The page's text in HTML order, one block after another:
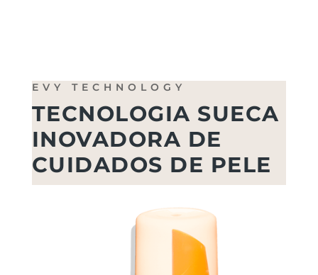
EVY TECHNOLOGY
TECNOLOGIA SUECA
INOVADORA DE
CUIDADOS DE PELE